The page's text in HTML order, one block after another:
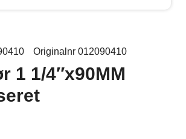
Originalnr 012090410
1 1/4″x90MM